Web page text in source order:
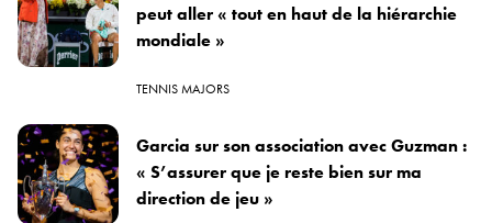
peut aller « tout en haut de la hiérarchie
mondiale »
TENNIS MAJORS
Garcia sur son association avec Guzman :
« S’assurer que je reste bien sur ma
direction de jeu »